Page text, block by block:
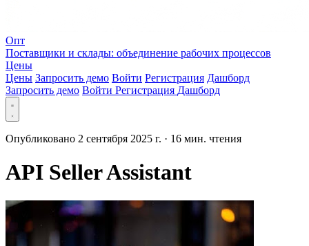
Опт
Поставщики и склады: объединение рабочих процессов
Цены
Цены Запросить демо Войти Регистрация Дашборд
Запросить демо Войти Регистрация Дашборд
Опубликовано 2 сентября 2025 г. · 16 мин. чтения
API Seller Assistant